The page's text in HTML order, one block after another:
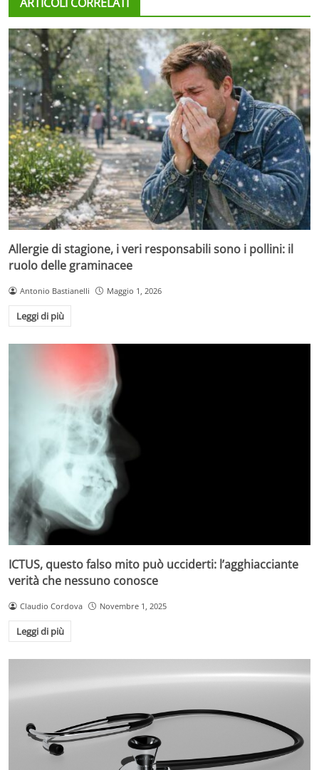
Allergie di stagione, i veri responsabili sono i pollini: il
ruolo delle graminacee
Antonio Bastianelli Maggio 1, 2026
Leggi di più
ICTUS, questo falso mito può ucciderti: l’agghiacciante
verità che nessuno conosce
Claudio Cordova Novembre 1, 2025
Leggi di più